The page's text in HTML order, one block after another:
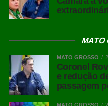
COMENTE ABAIXO:
WhatsApp
Facebook
Twitter
Messenger
MATO
MATO GROSSO
Coronel
e redução
passagem
MATO GROSSO